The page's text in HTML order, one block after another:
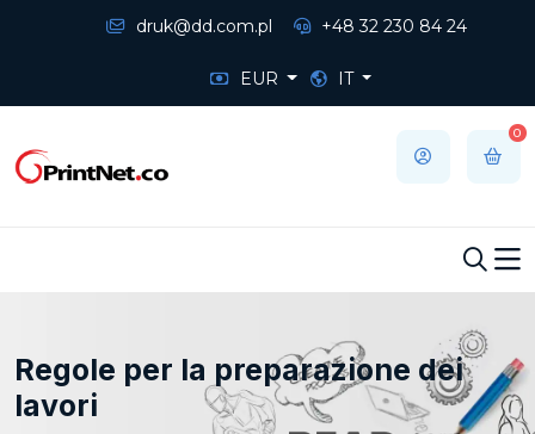
druk@dd.com.pl +48 32 230 84 24
EUR IT
0
Regole per la preparazione dei
lavori